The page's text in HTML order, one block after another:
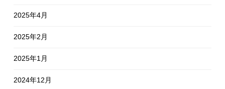
2025年4月
2025年2月
2025年1月
2024年12月